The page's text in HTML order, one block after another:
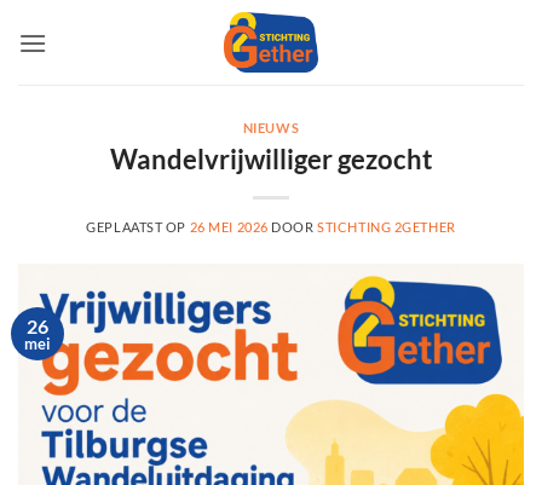
naar
NIEUWS
Wandelvrijwilliger gezocht
GEPLAATST OP 26 MEI 2026 DOORSTICHTING 2GETHER
26
mei